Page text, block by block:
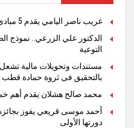
غريب ناصر اليامي يقدم 5 مبادئ في صناعة المحتوى
الدكتور علي الزرعي.. نموذج
التوعية
مستندات وتحويلات مالية
بالتحقيق فى ثروة حمادة قطب
محمد صالح هشلان يقدم أهم
أحمد موسى قريعي يفوز بجائزة
دورتها الأولى